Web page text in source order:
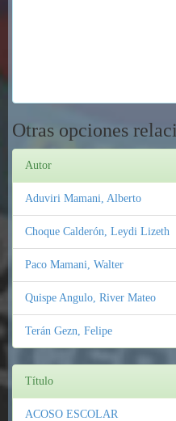
Otras opciones
Autor
Aduviri Mamani, Alberto
Choque Calderón, Leydi Lizeth
Paco Mamani, Walter
Quispe Angulo, River Mateo
Terán Gezn, Felipe
Título
ACOSO ESCOLAR